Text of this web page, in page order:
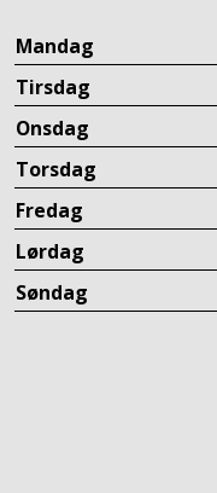
Mandag
Tirsdag
Onsdag
Torsdag
Fredag
Lørdag
Søndag